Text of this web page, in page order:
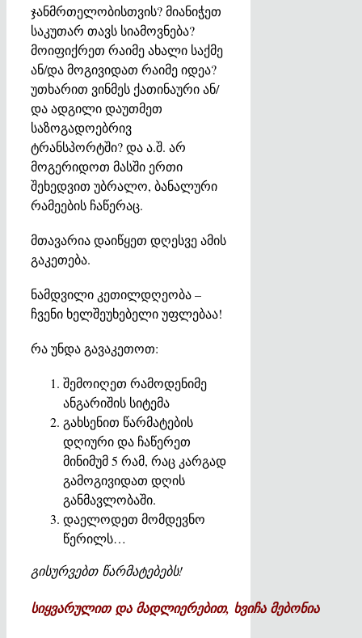
ჯანმრთელობისთვის? მიანიჭეთ
საკუთარ თავს სიამოვნება?
მოიფიქრეთ რაიმე ახალი საქმე
ან/და მოგივიდათ რაიმე იდეა?
უთხარით ვინმეს ქათინაური ან/
და ადგილი დაუთმეთ
საზოგადოებრივ
ტრანსპორტში? და ა.შ. არ
მოგერიდოთ მასში ერთი
შეხედვით უბრალო, ბანალური
რამეების ჩაწერაც.
მთავარია დაიწყეთ დღესვე ამის
გაკეთება.
ნამდვილი კეთილდღეობა –
ჩვენი ხელშეუხებელი უფლებაა!
რა უნდა გავაკეთოთ:
შემოიღეთ რამოდენიმე
ანგარიშის სიტემა
გახსენით წარმატების
დღიური და ჩაწერეთ
მინიმუმ 5 რამ, რაც კარგად
გამოგივიდათ დღის
განმავლობაში.
დაელოდეთ მომდევნო
წერილს…
გისურვებთ წარმატებებს!
სიყვარულით და მადლიერებით, ხვიჩა მებონია